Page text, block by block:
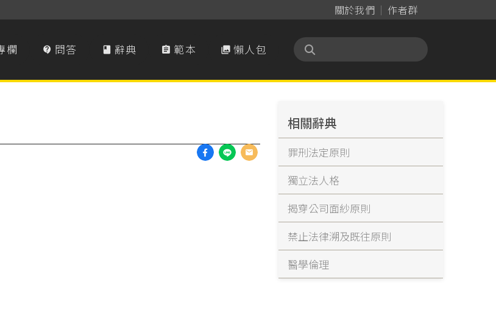
關於我們 作者群
欄  問答  辭典  範本  懶人包
相關辭典
罪刑法定原則
獨立法人格
揭穿公司面紗原則
禁止法律溯及既往原則
醫學倫理